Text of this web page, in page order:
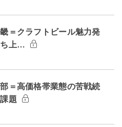
＝クラフトビール魅力発
上…
＝高価格帯業態の苦戦続
題